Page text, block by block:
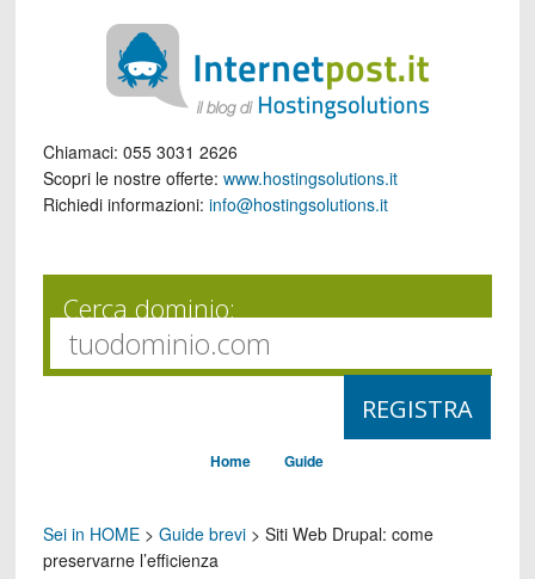
Chiamaci: 055 3031 2626
Scopri le nostre offerte: www.hostingsolutions.it
Richiedi informazioni: info@hostingsolutions.it
Cerca dominio:
Home Guide
Sei in HOME> Guide brevi> Siti Web Drupal: come
preservarne l’efficienza